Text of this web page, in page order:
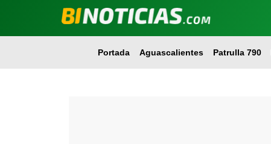
Portada Aguascalientes Patrulla 790